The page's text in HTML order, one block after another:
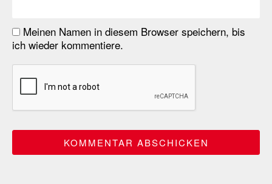
Meinen Namen in diesem Browser speichern, bis
ich wieder kommentiere.